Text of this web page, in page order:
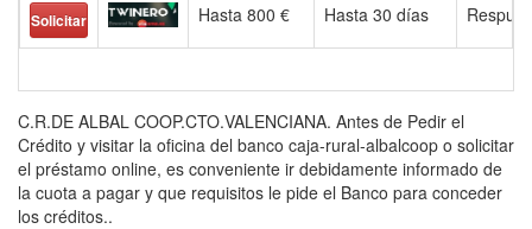
Solicitar Hasta 800 € Hasta 30 días
C.R.DE ALBAL COOP.CTO.VALENCIANA. Antes de Pedir el
Crédito y visitar la oficina del banco caja-rural-albalcoop o solicitar
el préstamo online, es conveniente ir debidamente informado de
la cuota a pagar y que requisitos le pide el Banco para conceder
los créditos..